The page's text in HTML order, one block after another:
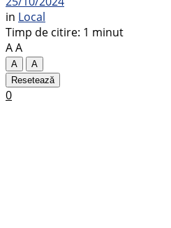
in Local
Timp de citire: 1 minut
AA
A
A
Resetează
0